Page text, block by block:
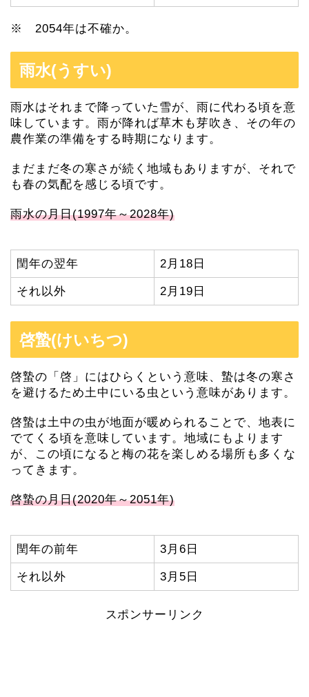
※ 2054年は不確か。
雨水(うすい)
雨水はそれまで降っていた雪が、雨に代わる頃を意
味しています。雨が降れば草木も芽吹き、その年の
農作業の準備をする時期になります。
まだまだ冬の寒さが続く地域もありますが、それで
も春の気配を感じる頃です。
雨水の月日(1997年～2028年)
閏年の翌年 2月18日
それ以外 2月19日
啓蟄(けいちつ)
啓蟄の「啓」にはひらくという意味、蟄は冬の寒さ
を避けるため土中にいる虫という意味があります。
啓蟄は土中の虫が地面が暖められることで、地表に
でてくる頃を意味しています。地域にもよります
が、この頃になると梅の花を楽しめる場所も多くな
ってきます。
啓蟄の月日(2020年～2051年)
閏年の前年 3月6日
それ以外 3月5日
スポンサーリンク